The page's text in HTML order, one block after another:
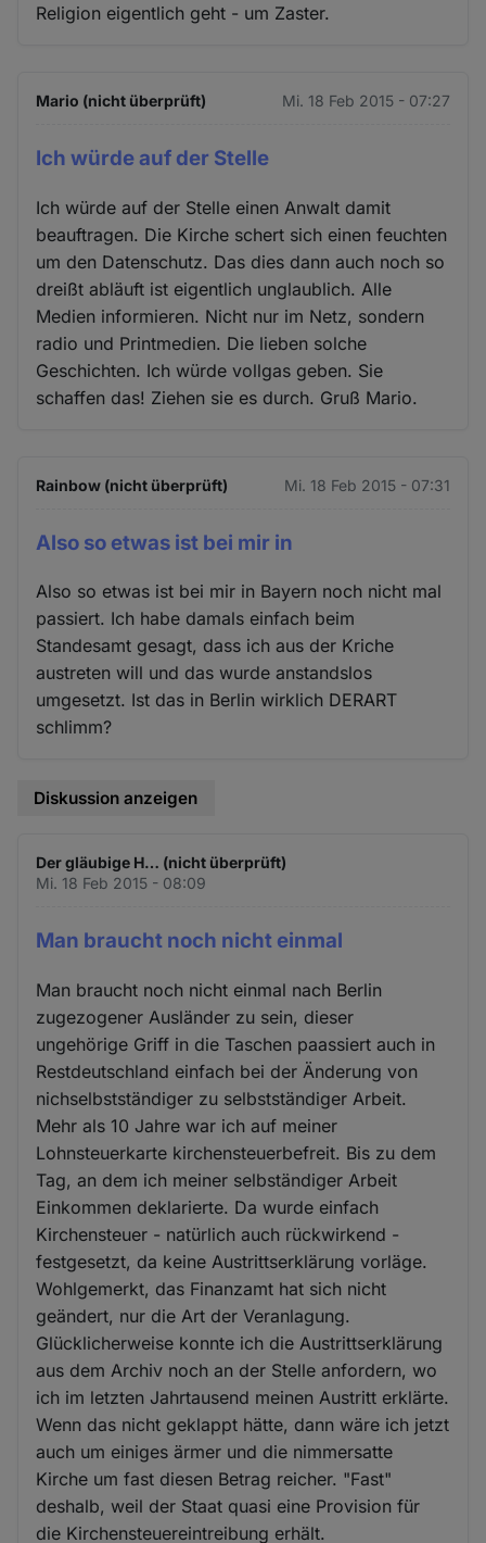
Religion eigentlich geht - um Zaster.
Mario (nicht überprüft) Mi. 18 Feb 2015 - 07:27
Ich würde auf der Stelle
Ich würde auf der Stelle einen Anwalt damit
beauftragen. Die Kirche schert sich einen feuchten
um den Datenschutz. Das dies dann auch noch so
dreißt abläuft ist eigentlich unglaublich. Alle
Medien informieren. Nicht nur im Netz, sondern
radio und Printmedien. Die lieben solche
Geschichten. Ich würde vollgas geben. Sie
schaffen das! Ziehen sie es durch. Gruß Mario.
Rainbow (nicht überprüft) Mi. 18 Feb 2015 - 07:31
Also so etwas ist bei mir in
Also so etwas ist bei mir in Bayern noch nicht mal
passiert. Ich habe damals einfach beim
Standesamt gesagt, dass ich aus der Kriche
austreten will und das wurde anstandslos
umgesetzt. Ist das in Berlin wirklich DERART
schlimm?
Diskussion anzeigen
Der gläubige H… (nicht überprüft)
Mi. 18 Feb 2015 - 08:09
Man braucht noch nicht einmal
Man braucht noch nicht einmal nach Berlin
zugezogener Ausländer zu sein, dieser
ungehörige Griff in die Taschen paassiert auch in
Restdeutschland einfach bei der Änderung von
nichselbstständiger zu selbstständiger Arbeit.
Mehr als 10 Jahre war ich auf meiner
Lohnsteuerkarte kirchensteuerbefreit. Bis zu dem
Tag, an dem ich meiner selbständiger Arbeit
Einkommen deklarierte. Da wurde einfach
Kirchensteuer - natürlich auch rückwirkend -
festgesetzt, da keine Austrittserklärung vorläge.
Wohlgemerkt, das Finanzamt hat sich nicht
geändert, nur die Art der Veranlagung.
Glücklicherweise konnte ich die Austrittserklärung
aus dem Archiv noch an der Stelle anfordern, wo
ich im letzten Jahrtausend meinen Austritt erklärte.
Wenn das nicht geklappt hätte, dann wäre ich jetzt
auch um einiges ärmer und die nimmersatte
Kirche um fast diesen Betrag reicher. "Fast"
deshalb, weil der Staat quasi eine Provision für
die Kirchensteuereintreibung erhält.